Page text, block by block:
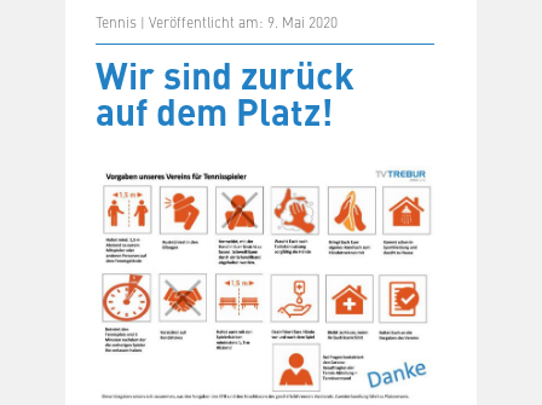
Tennis | Veröffentlicht am: 9. Mai 2020
Wir sind zurück
auf dem Platz!